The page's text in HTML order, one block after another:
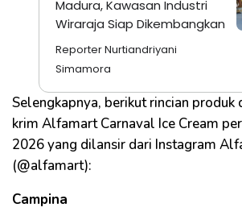
Madura, Kawasan Industri
Wiraraja Siap Dikembangkan
Reporter Nurtiandriyani
Simamora
Selengkapnya, berikut rincian
krim Alfamart Carnaval Ice Cream
2026 yang dilansir dari Instagram
(@alfamart):
Campina